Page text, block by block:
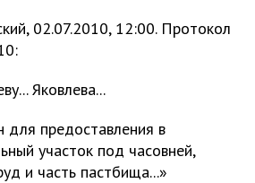
02.07.2010, 12:00. Протокол
Яковлева...
предоставления в
участок под часовней,
и часть пастбища...»